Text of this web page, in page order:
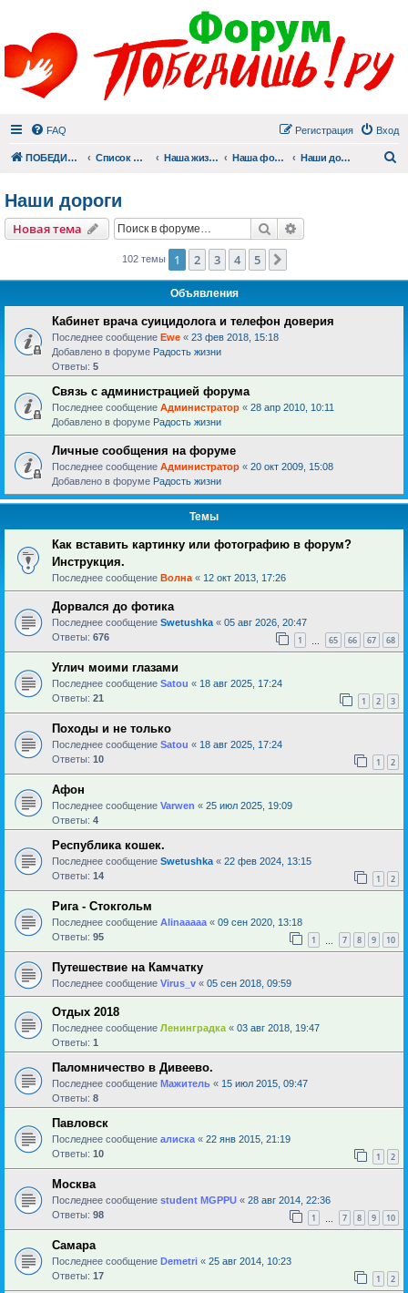
FAQ Вход
Регистрация
ПОБЕДИШЬ.РУ Список форумов Наша жизнь (не всё же о суициде!) Наша фотогалерея Наши дороги
Наши дороги
Новая тема Поиск
102 темы 1 2 3 4 5
Объявления
Кабинет врача суицидолога и телефон доверия
Последнее сообщение Ewe « 23 фев 2018, 15:18
Добавлено в форуме Радость жизни
Ответы: 5
Связь с администрацией форума
Последнее сообщение Администратор « 28 апр 2010, 10:11
Добавлено в форуме Радость жизни
Личные сообщения на форуме
Последнее сообщение Администратор « 20 окт 2009, 15:08
Добавлено в форуме Радость жизни
Темы
Как вставить картинку или фотографию в форум?
Инструкция.
Последнее сообщение Волна « 12 окт 2013, 17:26
Дорвался до фотика
Последнее сообщение Swetushka « 05 авг 2026, 20:47
Ответы: 676 1 65 66 67 68
Углич моими глазами
Последнее сообщение Satou « 18 авг 2025, 17:24
Ответы: 21 1 2 3
Походы и не только
Последнее сообщение Satou « 18 авг 2025, 17:24
Ответы: 10 1 2
Афон
Последнее сообщение Varwen « 25 июл 2025, 19:09
Ответы: 4
Республика кошек.
Последнее сообщение Swetushka « 22 фев 2024, 13:15
Ответы: 14 1 2
Рига - Стокгольм
Последнее сообщение Alinaaaaa « 09 сен 2020, 13:18
Ответы: 95 1 7 8 9 10
Путешествие на Камчатку
Последнее сообщение Virus_v « 05 сен 2018, 09:59
Отдых 2018
Последнее сообщение Ленинградка « 03 авг 2018, 19:47
Ответы: 1
Паломничество в Дивеево.
Последнее сообщение Мажитель « 15 июл 2015, 09:47
Ответы: 8
Павловск
Последнее сообщение алиска « 22 янв 2015, 21:19
Ответы: 10 1 2
Москва
Последнее сообщение student MGPPU « 28 авг 2014, 22:36
Ответы: 98 1 7 8 9 10
Самара
Последнее сообщение Demetri « 25 авг 2014, 10:23
Ответы: 17 1 2